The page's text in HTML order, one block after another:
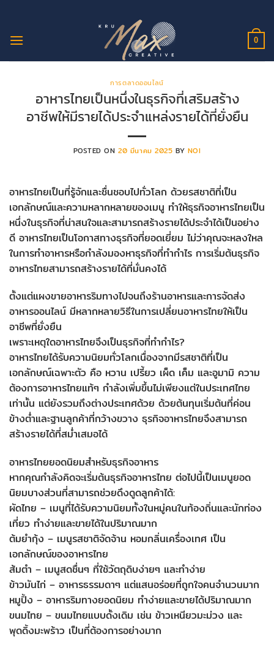
ยัง
0
การตลาดออนไลน์
อาหารไทยเป็นหนึ่งในธุรกิจที่เสริมสร้าง
อาชีพให้มีรายได้ประจำแหล่งรายได้ที่ยั่งยืน
POSTED ON20 มีนาคม 2025 BY NOI
อาหารไทยเป็นที่รู้จักและชื่นชอบไปทั่วโลก ด้วยรสชาติที่เป็น
เอกลักษณ์และความหลากหลายของเมนู ทำให้ธุรกิจอาหารไทยเป็น
หนึ่งในธุรกิจที่น่าสนใจและสามารถสร้างรายได้ประจำได้เป็นอย่าง
ดี อาหารไทยเป็นโอกาสทางธุรกิจที่ยอดเยี่ยม ไม่ว่าคุณจะหลงใหล
ในการทำอาหารหรือกำลังมองหาธุรกิจที่ทำกำไร การเริ่มต้นธุรกิจ
อาหารไทยสามารถสร้างรายได้ที่มั่นคงได้
ตั้งแต่แผงขายอาหารริมทางไปจนถึงร้านอาหารและการจัดส่ง
อาหารออนไลน์ มีหลากหลายวิธีในการเปลี่ยนอาหารไทยให้เป็น
อาชีพที่ยั่งยืน
เพราะเหตุใดอาหารไทยจึงเป็นธุรกิจที่ทำกำไร?
อาหารไทยได้รับความนิยมทั่วโลกเนื่องจากมีรสชาติที่เป็น
เอกลักษณ์เฉพาะตัว คือ หวาน เปรี้ยว เผ็ด เค็ม และอูมามิ ความ
ต้องการอาหารไทยแท้ๆ กำลังเพิ่มขึ้นไม่เพียงแต่ในประเทศไทย
เท่านั้น แต่ยังรวมถึงต่างประเทศด้วย ด้วยต้นทุนเริ่มต้นที่ค่อน
ข้างต่ำและฐานลูกค้าที่กว้างขวาง ธุรกิจอาหารไทยจึงสามารถ
สร้างรายได้ที่สม่ำเสมอได้
อาหารไทยยอดนิยมสำหรับธุรกิจอาหาร
หากคุณกำลังคิดจะเริ่มต้นธุรกิจอาหารไทย ต่อไปนี้เป็นเมนูยอด
นิยมบางส่วนที่สามารถช่วยดึงดูดลูกค้าได้:
ผัดไทย – เมนูที่ได้รับความนิยมทั้งในหมู่คนในท้องถิ่นและนักท่อง
เที่ยว ทำง่ายและขายได้ในปริมาณมาก
ต้มยำกุ้ง – เมนูรสชาติจัดจ้าน หอมกลิ่นเครื่องเทศ เป็น
เอกลักษณ์ของอาหารไทย
ส้มตำ – เมนูสดชื่นๆ ที่ใช้วัตถุดิบง่ายๆ และทำง่าย
ข้าวมันไก่ – อาหารธรรมดาๆ แต่แสนอร่อยที่ถูกใจคนจำนวนมาก
หมูปิ้ง – อาหารริมทางยอดนิยม ทำง่ายและขายได้ปริมาณมาก
ขนมไทย – ขนมไทยแบบดั้งเดิม เช่น ข้าวเหนียวมะม่วง และ
พุดดิ้งมะพร้าว เป็นที่ต้องการอย่างมาก